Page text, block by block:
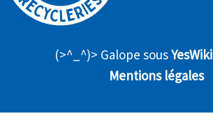
(>^_^)> Galope sousYesWiki
Mentions légales